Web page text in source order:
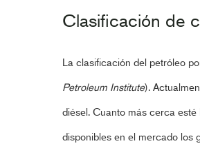
Clasificación de
La clasificación del petróleo
Petroleum Institute).
diésel. Cuanto más cerca
disponibles en el mercado los